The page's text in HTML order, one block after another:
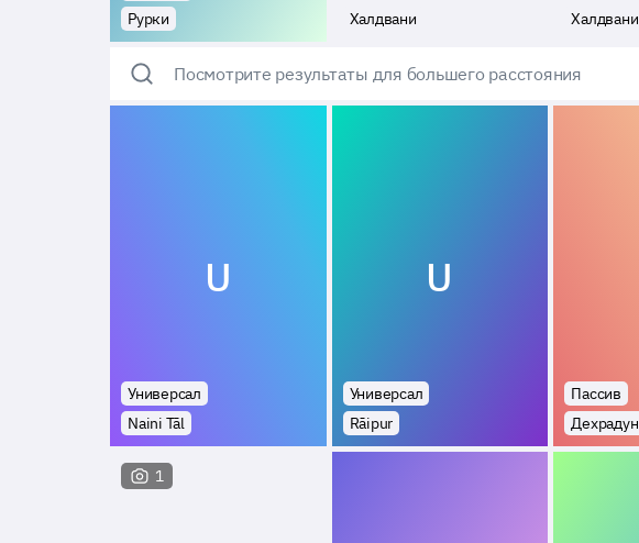
Рурки
Халдвани
Халдвани
Посмотрите результаты для большего расстояния
U
Универсал
Naini Tāl
U
Универсал
Rāipur
Пассив
Дехрадун
1